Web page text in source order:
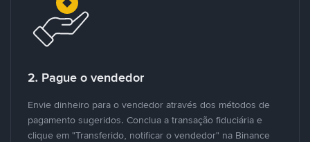
2. Pague o vendedor
Envie dinheiro para o vendedor através dos métodos de
pagamento sugeridos. Conclua a transação fiduciária e
clique em "Transferido, notificar o vendedor" na Binance